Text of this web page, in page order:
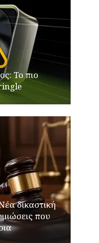
Το πιο
δικαστική
που